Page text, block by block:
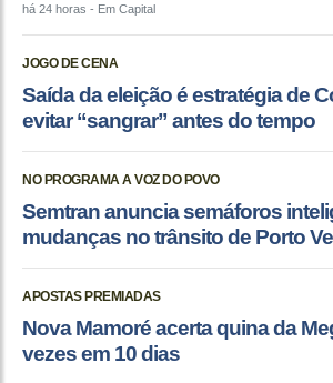
há 24 horas - Em Capital
JOGO DE CENA
Saída da eleição é estratégia de
evitar “sangrar” antes do tempo
NO PROGRAMA A VOZ DO POVO
Semtran anuncia semáforos
mudanças no trânsito de Porto
APOSTAS PREMIADAS
Nova Mamoré acerta quina da
vezes em 10 dias